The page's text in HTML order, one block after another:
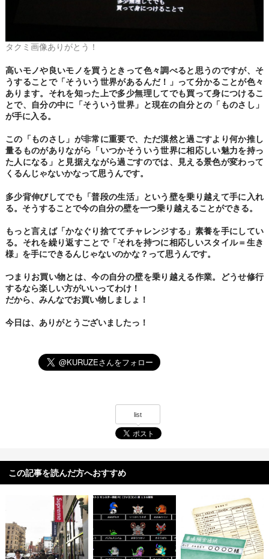
タクミ画像ありがとう！
高いモノや良いモノを買うときって色々調べると思うのですが、そ
うすることで「そういう世界があるんだ！」って分かることが色々
あります。 それを知った上で多少無理してでも買って身につけるこ
とで、自分の中に「そういう世界」と現在の自分との「ものさし」
が手に入る。
この「ものさし」が非常に重要で、ただ漠然と過ごすより何か推し
量るものがありながら「いつかそういう世界に相応しい魅力を持っ
た人になる」と見据えながら過ごすのでは、見える景色が変わって
くるんじゃないかなって思うんです。
多少背伸びしてでも「普段の生活」という壁を乗り越えて手に入れ
る。そうすることで今の自分の壁を一つ乗り越えることができる。
もっと言えば「かなぐり捨ててチャレンジする」素養を手にしてい
る。それを繰り返すことで「それを持つに相応しいスタイル＝生き
様」を手にできるんじゃないのかな？って思うんです。
つまりお買い物とは、今の自分の壁を乗り越える作業。どうせ修行
するなら楽しい方がいいってわけ！
だから、みんなでお買い物しましょ！
今日は、ありがとうございましたっ！
list
この記事を読んだ方へおすすめ